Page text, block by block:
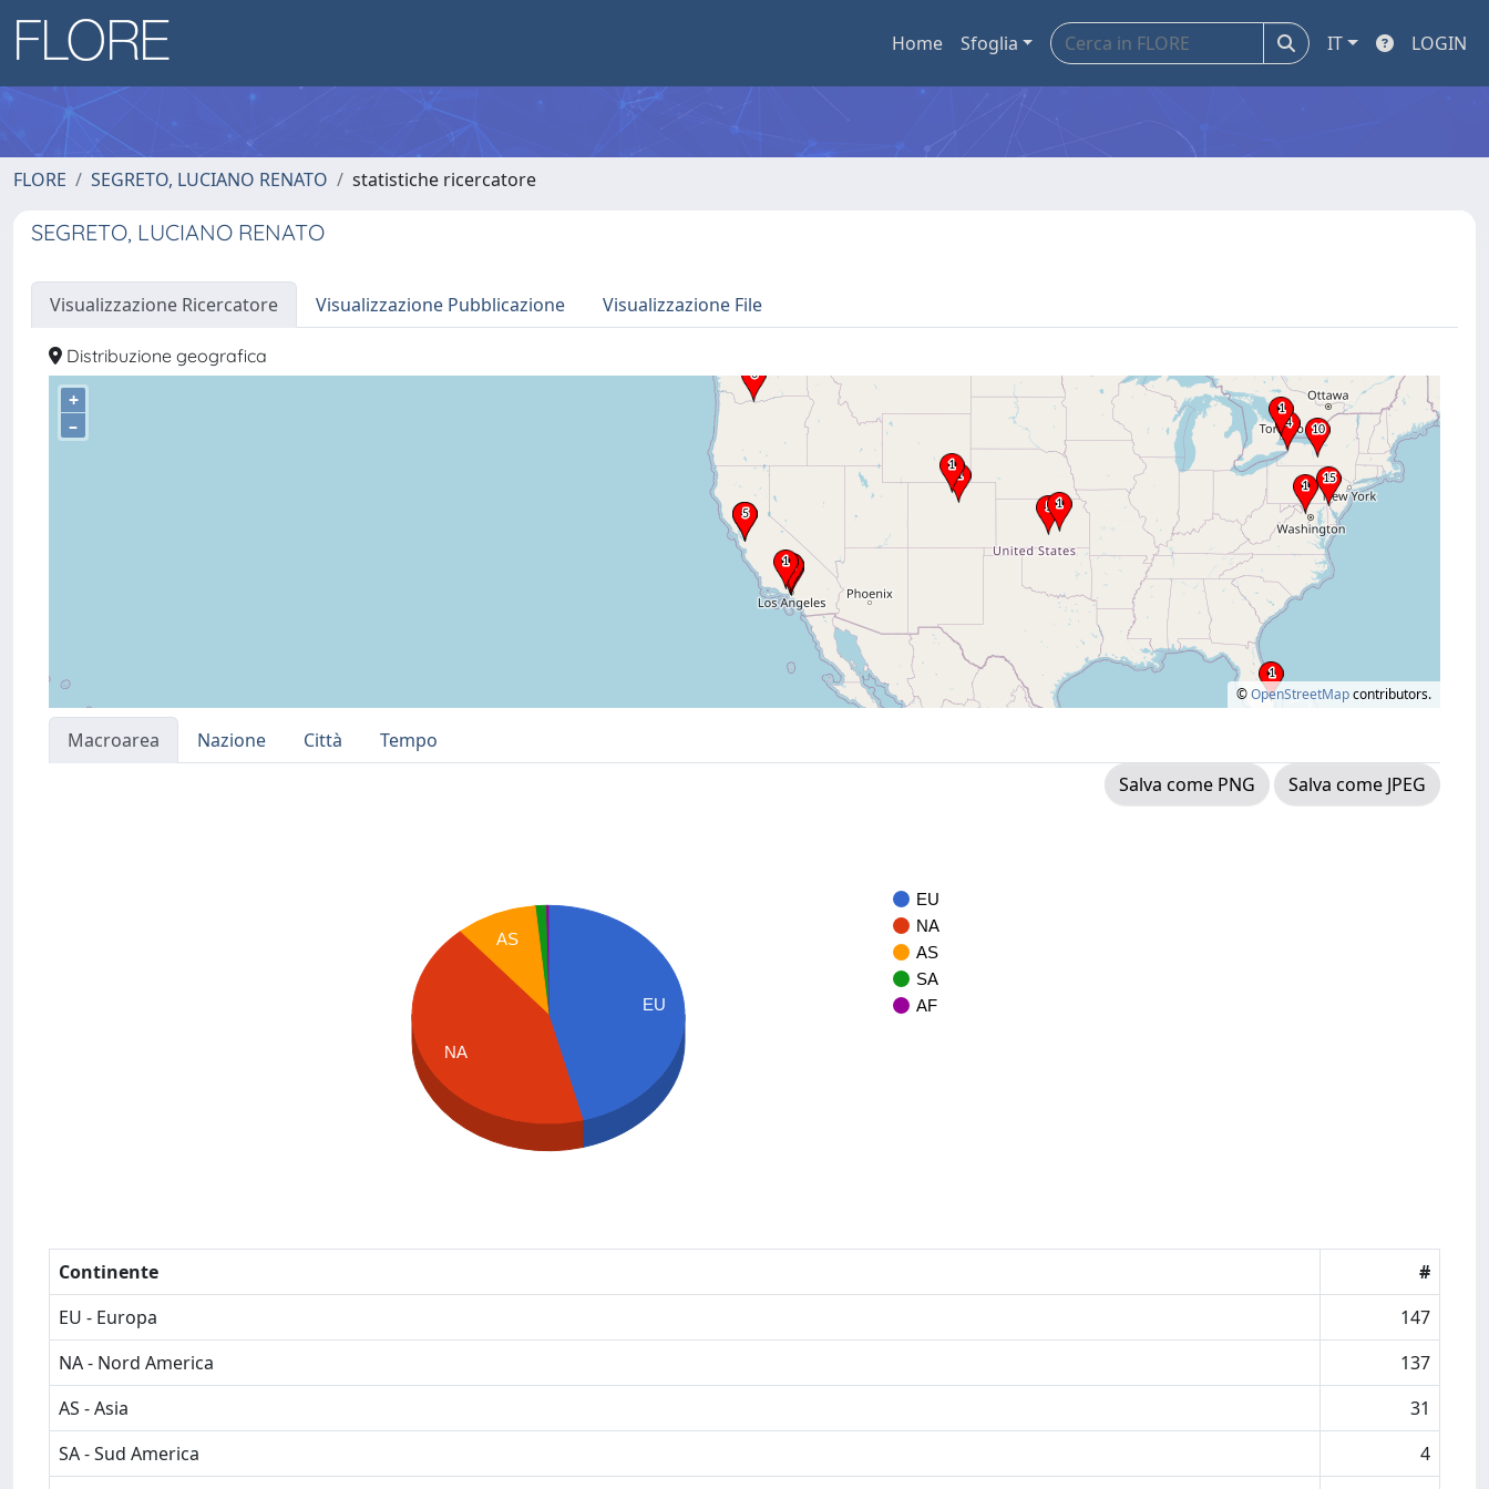
Home Sfoglia IT LOGIN
FLORE SEGRETO, LUCIANO RENATO statistiche ricercatore
SEGRETO, LUCIANO RENATO
Visualizzazione Ricercatore Visualizzazione Pubblicazione Visualizzazione File
Distribuzione geografica
+
–
©OpenStreetMapcontributors.
Macroarea Nazione Città
Tempo
Salva come PNG
Salva come JPEG
EU
NA
AS
SA
AF
EU
AS
NA
Continente
#
EU - Europa
147
NA - Nord America
137
AS - Asia
31
SA - Sud America
4